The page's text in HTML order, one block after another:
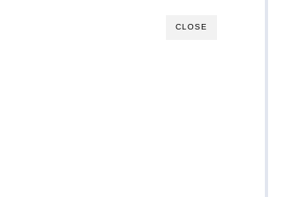
CLOSE